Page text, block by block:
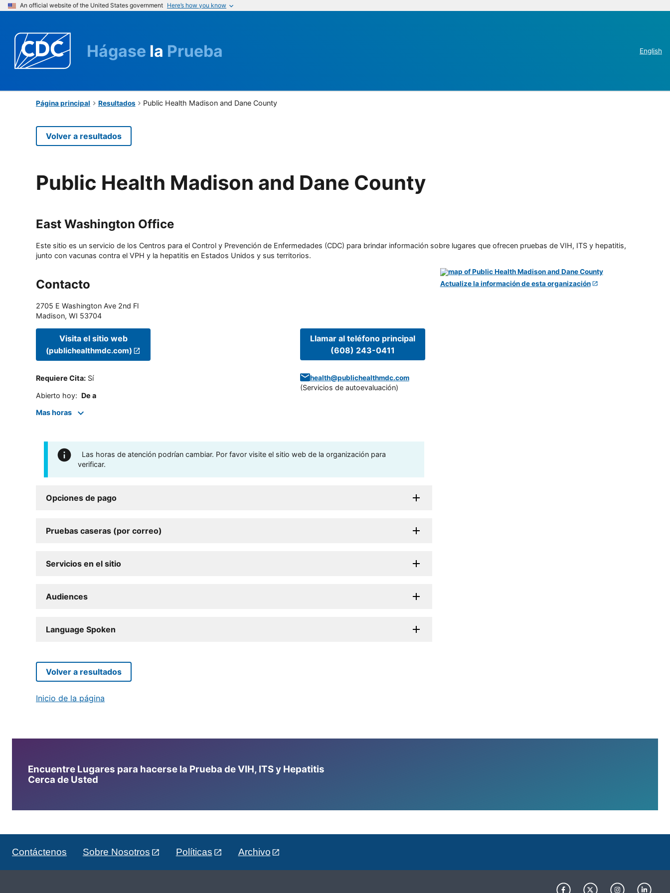
An official website of the United States government Here’s how you know
Hágase la Prueba English
Página principal Resultados Public Health Madison and Dane County
Volver a resultados
Public Health Madison and Dane County
East Washington Office
Este sitio es un servicio de los Centros para el Control y Prevención de Enfermedades (CDC) para brindar información sobre lugares que ofrecen pruebas de VIH, ITS y hepatitis,
junto con vacunas contra el VPH y la hepatitis en Estados Unidos y sus territorios.
Contacto
2705 E Washington Ave 2nd Fl
Madison, WI 53704
Visita el sitio web
(publichealthmdc.com)
Requiere Cita: Sí
Abierto hoy: De a
Mas horas
Llamar al teléfono principal
(608) 243-0411
health@publichealthmdc.com
(Servicios de autoevaluación)
Las horas de atención podrían cambiar. Por favor visite el sitio web de la organización para
verificar.
Opciones de pago
Pruebas caseras (por correo)
Servicios en el sitio
Audiences
Language Spoken
Actualize la información de esta organización
Volver a resultados
Inicio de la página
Encuentre Lugares para hacerse la Prueba de VIH, ITS y Hepatitis
Cerca de Usted
Contáctenos Sobre Nosotros Políticas Archivo